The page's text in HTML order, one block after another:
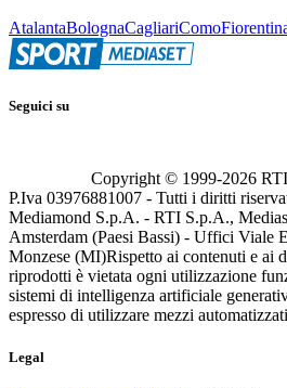
AtalantaBolognaCagliariComo
Seguici su
Copyright © 1999-2026
P.Iva 03976881007 - Tutti i diritti
Mediamond S.p.A. - RTI S.p.A.,
Amsterdam (Paesi Bassi) - Uffici Viale
Monzese (MI)Rispetto ai contenuti e ai
riprodotti è vietata ogni utilizzazione
sistemi di intelligenza artificiale
espresso di utilizzare mezzi
Legal